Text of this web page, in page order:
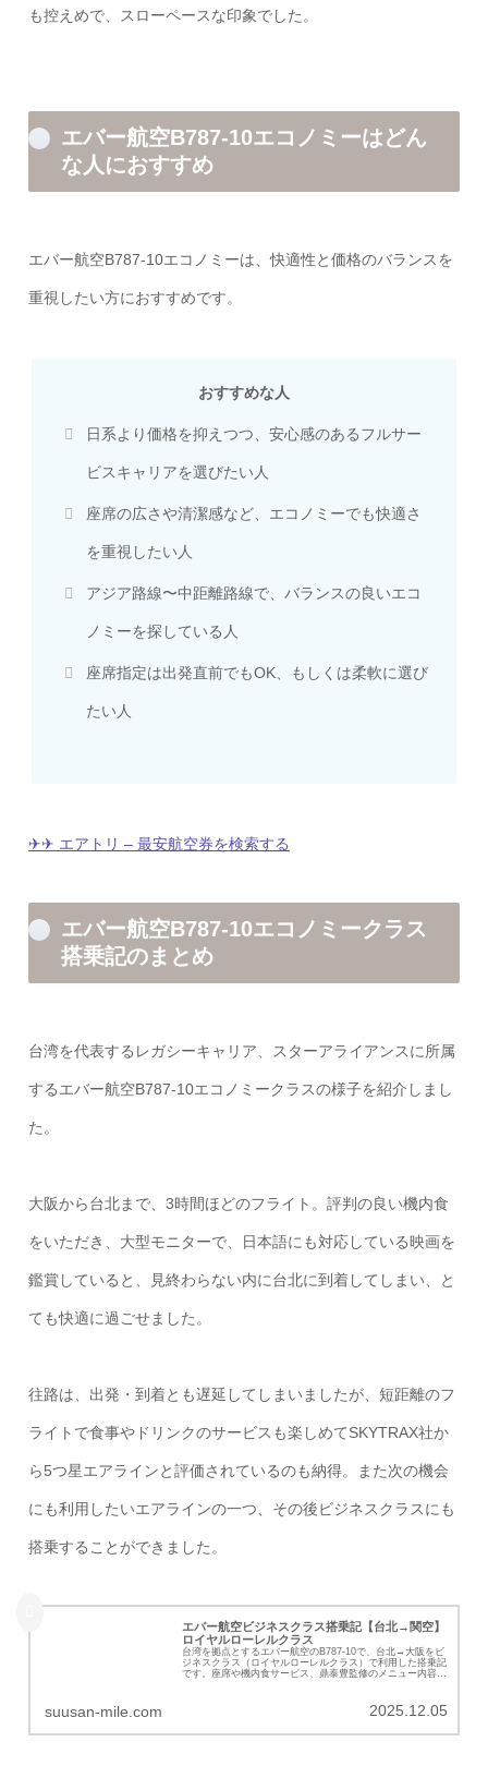
も控えめで、スローペースな印象でした。
エバー航空B787-10エコノミーはどん
な人におすすめ
エバー航空B787-10エコノミーは、快適性と価格のバランスを
重視したい方におすすめです。
おすすめな人
日系より価格を抑えつつ、安心感のあるフルサー
ビスキャリアを選びたい人
座席の広さや清潔感など、エコノミーでも快適さ
を重視したい人
アジア路線〜中距離路線で、バランスの良いエコ
ノミーを探している人
座席指定は出発直前でもOK、もしくは柔軟に選び
たい人
✈︎✈︎ エアトリ – 最安航空券を検索する
エバー航空B787-10エコノミークラス
搭乗記のまとめ
台湾を代表するレガシーキャリア、スターアライアンスに所属
するエバー航空B787-10エコノミークラスの様子を紹介しまし
た。
大阪から台北まで、3時間ほどのフライト。評判の良い機内食
をいただき、大型モニターで、日本語にも対応している映画を
鑑賞していると、見終わらない内に台北に到着してしまい、と
ても快適に過ごせました。
往路は、出発・到着とも遅延してしまいましたが、短距離のフ
ライトで食事やドリンクのサービスも楽しめてSKYTRAX社か
ら5つ星エアラインと評価されているのも納得。また次の機会
にも利用したいエアラインの一つ、その後ビジネスクラスにも
搭乗することができました。
エバー航空ビジネスクラス搭乗記【台北→関空】
ロイヤルローレルクラス
台湾を拠点とするエバー航空のB787-10で、台北→大阪をビ
ジネスクラス（ロイヤルローレルクラス）で利用した搭乗記
です。座席や機内食サービス、鼎泰豊監修のメニュー内容な
suusan-mile.com 2025.12.05